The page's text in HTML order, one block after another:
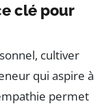
clé pour
cultiver
qui aspire à
permet